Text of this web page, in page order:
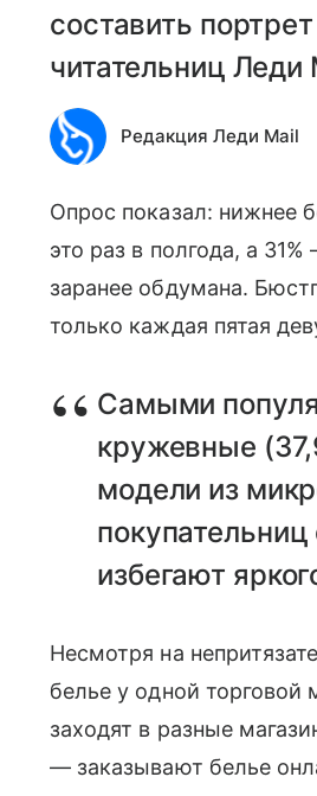
составить
читательниц Леди
Редакция Леди Mail
Опрос показал: нижнее
это раз в полгода, а
заранее обдумана.
только каждая пятая
Самыми
кружевные
модели из
избегают
Несмотря на
белье у одной
заходят в разные
— заказывают белье